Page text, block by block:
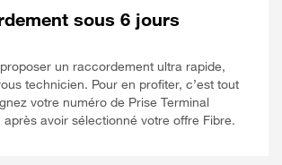
sous 6 jours
un raccordement ultra rapide,
technicien. Pour en profiter, c’est tout
votre numéro de Prise Terminal
après avoir sélectionné votre offre Fibre.